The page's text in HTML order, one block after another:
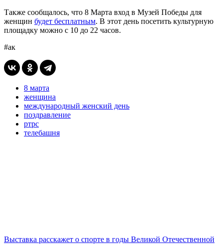
Также сообщалось, что 8 Марта вход в Музей Победы для
женщин будет бесплатным. В этот день посетить культурную
площадку можно с 10 до 22 часов.
#ак
8 марта
женщина
международный женский день
поздравление
ртрс
телебашня
Выставка расскажет о спорте в годы Великой Отечественной